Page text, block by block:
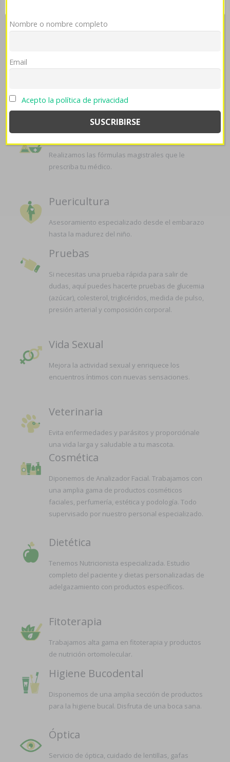
LA FARMACIA
Atención farmacéutica
su medicación, asesorándole si es necesario.
Formulación Magistral
Realizamos las fórmulas magistrales que le
prescriba tu médico.
Puericultura
Asesoramiento especializado desde el embarazo
hasta la madurez del niño.
Pruebas
Si necesitas una prueba rápida para salir de
dudas, aquí puedes hacerte pruebas de glucemia
(azúcar), colesterol, triglicéridos, medida de pulso,
presión arterial y composición corporal.
Vida Sexual
Mejora la actividad sexual y enriquece los
encuentros íntimos con nuevas sensaciones.
Veterinaria
Evita enfermedades y parásitos y proporciónale
una vida larga y saludable a tu mascota.
Cosmética
Diponemos de Analizador Facial. Trabajamos con
una amplia gama de productos cosméticos
faciales, perfumería, estética y podología. Todo
supervisado por nuestro personal especializado.
Dietética
Tenemos Nutricionista especializada. Estudio
completo del paciente y dietas personalizadas de
adelgazamiento con productos específicos.
Fitoterapia
Trabajamos alta gama en fitoterapia y productos
de nutrición ortomolecular.
Higiene Bucodental
Disponemos de una amplia sección de productos
para la higiene bucal. Disfruta de una boca sana.
Óptica
Servicio de óptica, cuidado de lentillas, gafas
Nombre o nombre completo
Email
Acepto la política de privacidad